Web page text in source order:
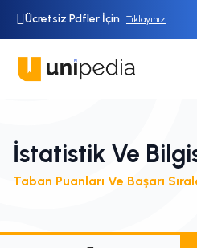
Ücretsiz Pdfler İçin Tıklayınız
İstatistik Ve
Taban Puanları Ve Başarı